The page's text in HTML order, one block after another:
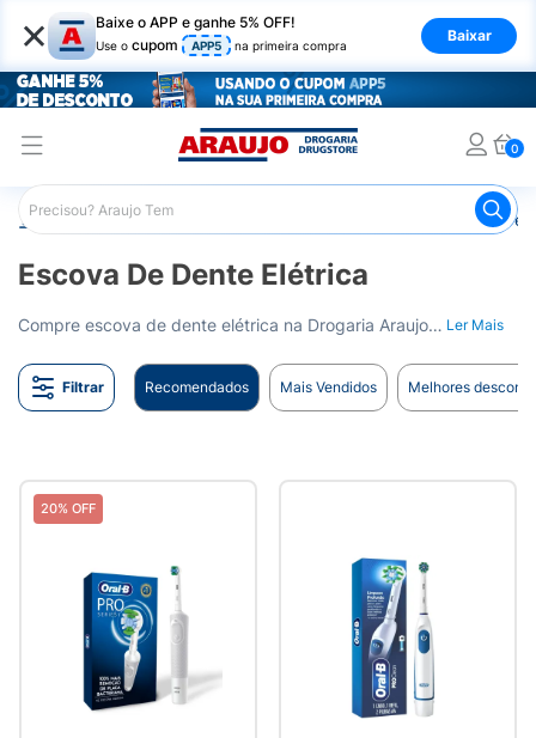
× Baixe o APP e ganhe 5% OFF!
Use o cupom APP5 na primeira compra
Baixar
0
Araujo Higiene Pessoal Escova de
Escova De Dente Elétrica
Compre escova de dente elétrica na Drogaria Araujo. Uma limpeza mais eficiente para sua boca. Entrega para todo o Brasil. Ler Mais
Filtrar Recomendados Mais Vendidos Melhores
20% OFF